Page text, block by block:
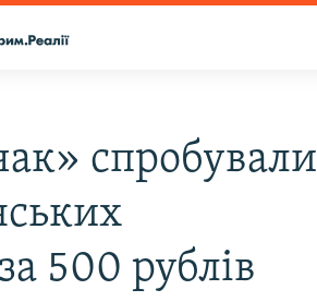
спробували
500 рублів